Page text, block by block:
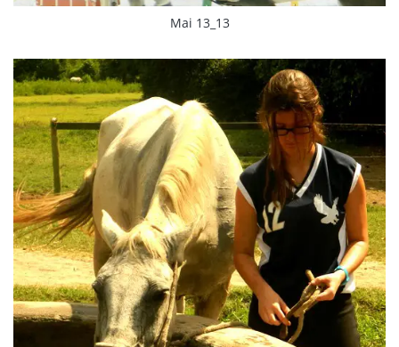
Mai 13_13